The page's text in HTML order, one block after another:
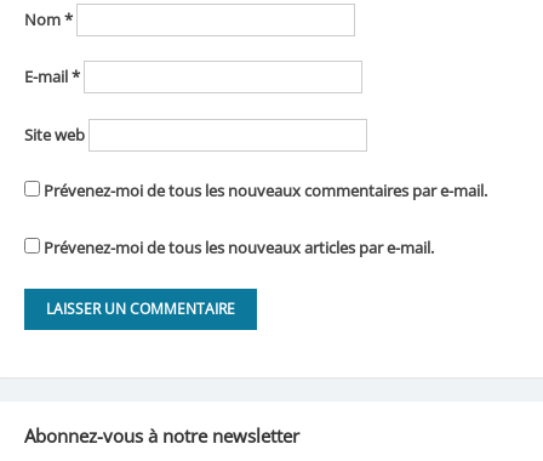
Nom*
E-mail*
Site web
Prévenez-moi de tous les nouveaux commentaires par e-mail.
Prévenez-moi de tous les nouveaux articles par e-mail.
Abonnez-vous à notre newsletter